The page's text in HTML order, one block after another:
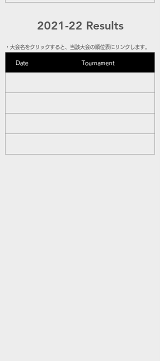
2021-22 Results
​・大会名をクリックすると、当該大会の順位表にリンクします。
Date Tournament